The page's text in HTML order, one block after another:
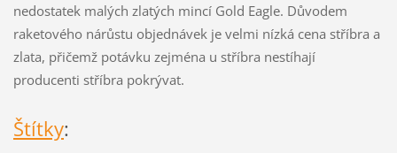
nedostatek malých zlatých mincí Gold Eagle. Důvodem
raketového nárůstu objednávek je velmi nízká cena stříbra a
zlata, přičemž potávku zejména u stříbra nestíhají
producenti stříbra pokrývat.
Štítky: